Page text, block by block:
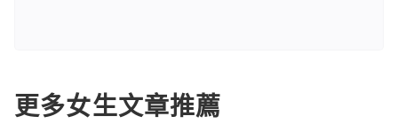
更多女生文章推薦